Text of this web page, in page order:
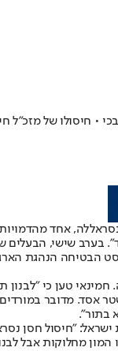
• חיסולו של מזכ"ל
אחד
שישי,
הנהגת
טען כי
אסד. מדובר
בתור".
"חיסול חסן
מחלוקות אבל